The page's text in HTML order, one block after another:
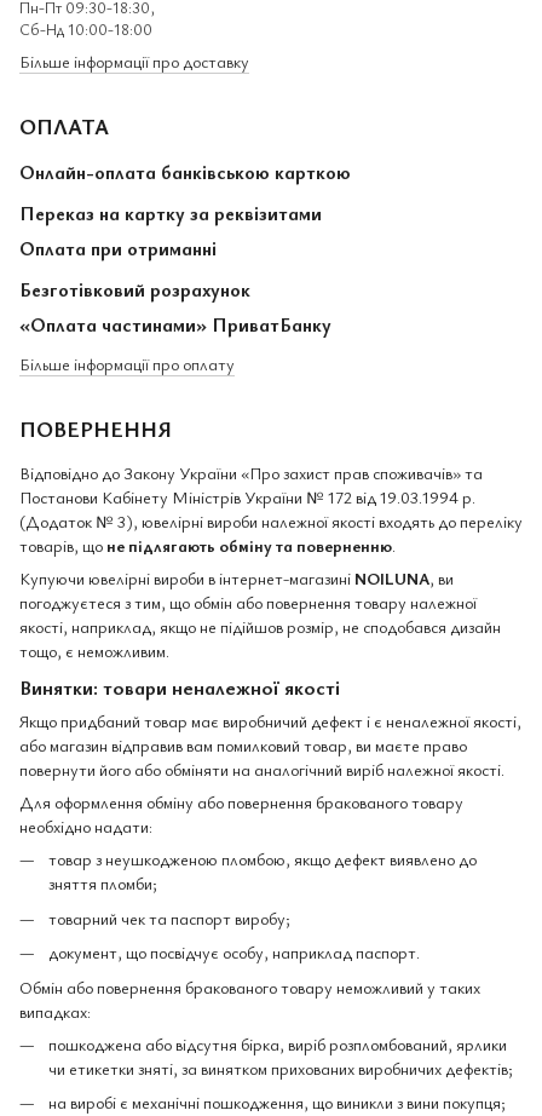
Пн-Пт 09:30-18:30,
Сб-Нд 10:00-18:00
Більше інформації про доставку
ОПЛАТА
Онлайн-оплата банківською карткою
Переказ на картку за реквізитами
Оплата при отриманні
Безготівковий розрахунок
«Оплата частинами» ПриватБанку
Більше інформації про оплату
ПОВЕРНЕННЯ
Відповідно до Закону України «Про захист прав споживачів» та
Постанови Кабінету Міністрів України № 172 від 19.03.1994 р.
(Додаток № 3), ювелірні вироби належної якості входять до переліку
товарів, що не підлягають обміну та поверненню
Купуючи ювелірні вироби в інтернет-магазині NOILUNA, ви
погоджуєтеся з тим, що обмін або повернення товару належної
якості, наприклад, якщо не підійшов розмір, не сподобався дизайн
тощо, є неможливим.
Винятки: товари неналежної якості
Якщо придбаний товар має виробничий дефект і є неналежної якості,
або магазин відправив вам помилковий товар, ви маєте право
повернути його або обміняти на аналогічний виріб належної якості.
Для оформлення обміну або повернення бракованого товару
необхідно надати:
товар з неушкодженою пломбою, якщо дефект виявлено до
зняття пломби;
товарний чек та паспорт виробу;
документ, що посвідчує особу, наприклад паспорт.
Обмін або повернення бракованого товару неможливий у таких
випадках:
пошкоджена або відсутня бірка, виріб розпломбований, ярлики
чи етикетки зняті, за винятком прихованих виробничих дефектів;
на виробі є механічні пошкодження, що виникли з вини покупця;